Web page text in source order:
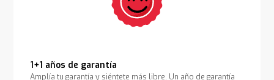
1+1 años de garantía
Amplía tu garantía y siéntete más libre. Un año de garantía